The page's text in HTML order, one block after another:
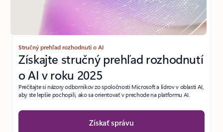
Stručný prehľad rozhodnutí o AI
Získajte stručný prehľad rozhodnutí
o AI v roku 2025
Prečítajte si názory odborníkov zo spoločnosti Microsoft a lídrov v oblasti AI,
aby ste lepšie pochopili, ako sa orientovať v prechode na platformu AI.
Získať správu